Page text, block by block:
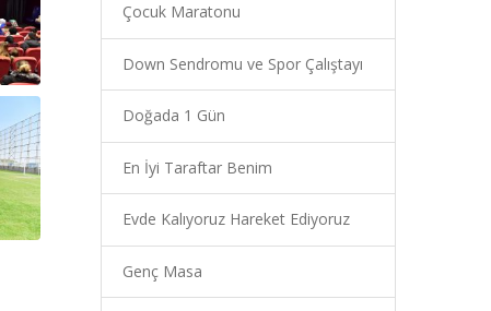
Çocuk Maratonu
Down Sendromu ve Spor Çalıştayı
Doğada 1 Gün
En İyi Taraftar Benim
Evde Kalıyoruz Hareket Ediyoruz
Genç Masa